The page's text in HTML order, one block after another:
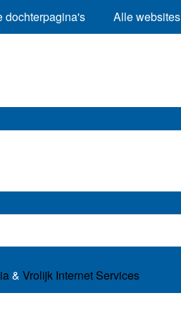
dochterpagina's Alle websites
& Vrolijk Internet Services